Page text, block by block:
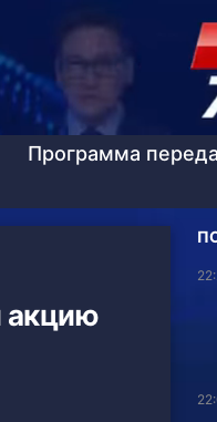
Программа
акцию